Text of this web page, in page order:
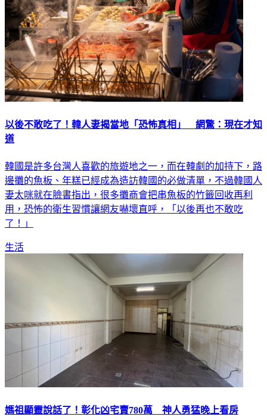
以後不敢吃了！韓人妻揭當地「恐怖真相」 網驚：現在才知
道
韓國是許多台灣人喜歡的旅遊地之一，而在韓劇的加持下，路
邊攤的魚板、年糕已經成為造訪韓國的必做清單，不過韓國人
妻太咪就在臉書指出，很多攤商會把串魚板的竹籤回收再利
用，恐怖的衛生習慣讓網友嚇壞直呼，「以後再也不敢吃
了！」
生活
媽祖顯靈說話了！彰化凶宅賣780萬 神人勇猛晚上看房